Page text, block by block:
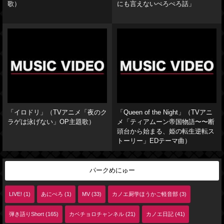
歌）
にも言えないぺろぺろ話」
「イロドリ」（TVアニメ「夜のク
ラゲは泳げない」OP主題歌）
「Queen of the Night」（TVアニ
メ「ティアムーン帝国物語〜〜断
頭台から始まる、姫の転生逆転ス
トーリー」EDテーマ曲）
パークめにゅー
LIVE! (1) あにぺろ (1) MV (33) カノエ厨学ほうかご軽音部 (3)
弾き語りShort (165) カベチョロチャンネル (21) カノエ日記 (41)